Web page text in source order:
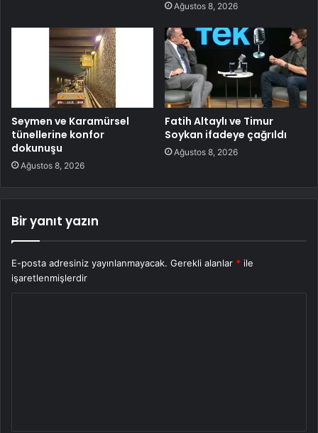
Ağustos 8, 2026
Seymen ve Karamürsel
tünellerine konfor
dokunuşu
Ağustos 8, 2026
Fatih Altaylı ve Timur
Soykan ifadeye çağrıldı
Ağustos 8, 2026
Bir yanıt yazın
E-posta adresiniz yayınlanmayacak. Gerekli alanlar * ile
işaretlenmişlerdir